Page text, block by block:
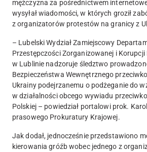
mężczyzna za pośrednictwem
wysyłał wiadomości, w których groził
z organizatorów protestów na granicy z
– Lubelski Wydział Zamiejscowy
Przestępczości Zorganizowanej i
w Lublinie nadzoruje śledztwo
Bezpieczeństwa Wewnętrznego
Ukrainy podejrzanemu o podżeganie do
w działalności obcego wywiadu
Polskiej – powiedział portalowi prok.
prasowego Prokuratury Krajowej.
Jak dodał, jednocześnie przedstawiono
kierowania gróźb wobec jednego z